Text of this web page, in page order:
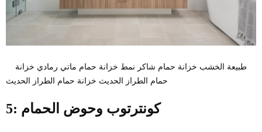
حمام الطراز الحديث خزانة حمام الطراز الحديث
5: كونترتوب وحوض الحمام